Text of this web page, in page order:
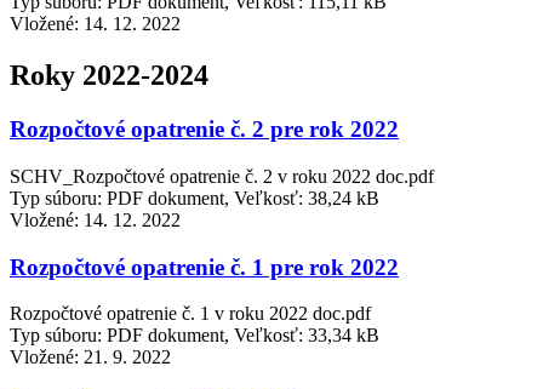
Vložené: 14. 12. 2022
Roky 2022-2024
Rozpočtové opatrenie č. 2 pre rok 2022
SCHV_Rozpočtové opatrenie č. 2 v roku 2022 doc.pdf
Typ súboru: PDF dokument, Veľkosť: 38,24 kB
Vložené: 14. 12. 2022
Rozpočtové opatrenie č. 1 pre rok 2022
Rozpočtové opatrenie č. 1 v roku 2022 doc.pdf
Typ súboru: PDF dokument, Veľkosť: 33,34 kB
Vložené: 21. 9. 2022